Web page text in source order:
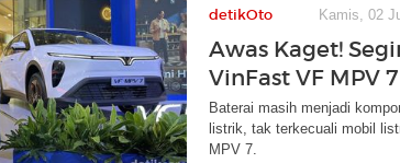
detikOto Kamis, 02
Awas Kaget!
VinFast VF MPV 7
Baterai masih menjadi
listrik, tak terkecuali mobil
MPV 7.